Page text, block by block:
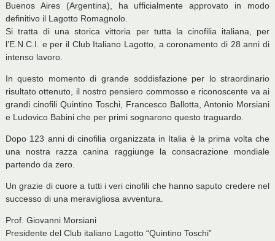
Buenos Aires (Argentina), ha ufficialmente approvato in modo
definitivo il Lagotto Romagnolo.
Si tratta di una storica vittoria per tutta la cinofilia italiana, per
l’E.N.C.I. e per il Club Italiano Lagotto, a coronamento di 28 anni di
intenso lavoro.
In questo momento di grande soddisfazione per lo straordinario
risultato ottenuto, il nostro pensiero commosso e riconoscente va ai
grandi cinofili Quintino Toschi, Francesco Ballotta, Antonio Morsiani
e Ludovico Babini che per primi sognarono questo traguardo.
Dopo 123 anni di cinofilia organizzata in Italia è la prima volta che
una nostra razza canina raggiunge la consacrazione mondiale
partendo da zero.
Un grazie di cuore a tutti i veri cinofili che hanno saputo credere nel
successo di una meravigliosa avventura.
Prof. Giovanni Morsiani
Presidente del Club italiano Lagotto “Quintino Toschi”